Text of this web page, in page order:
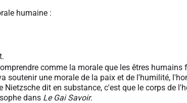
humaine :
comme la morale que les êtres
soutenir une morale de la paix et de l'humilité,
Nietzsche dit en substance, c'est que le corps de
dans Le Gai Savoir.